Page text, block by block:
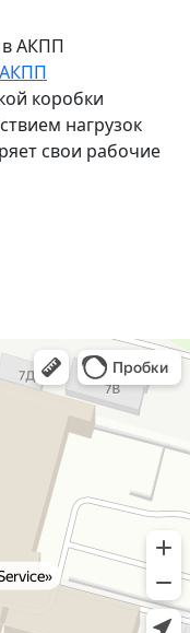
коробки
нагрузок
свои рабочие